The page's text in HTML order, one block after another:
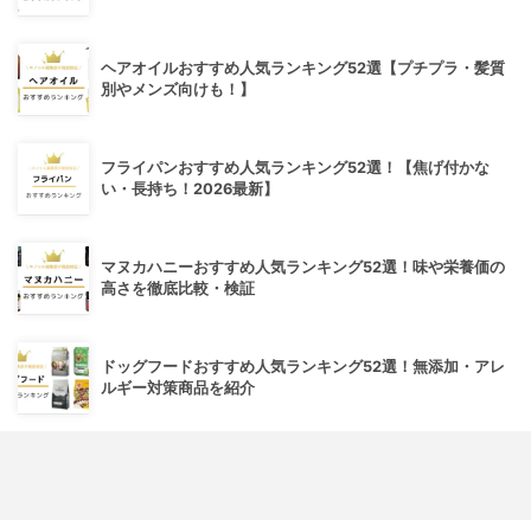
ヘアオイルおすすめ人気ランキング52選【プチプラ・髪質
別やメンズ向けも！】
フライパンおすすめ人気ランキング52選！【焦げ付かな
い・長持ち！2026最新】
マヌカハニーおすすめ人気ランキング52選！味や栄養価の
高さを徹底比較・検証
ドッグフードおすすめ人気ランキング52選！無添加・アレ
ルギー対策商品を紹介